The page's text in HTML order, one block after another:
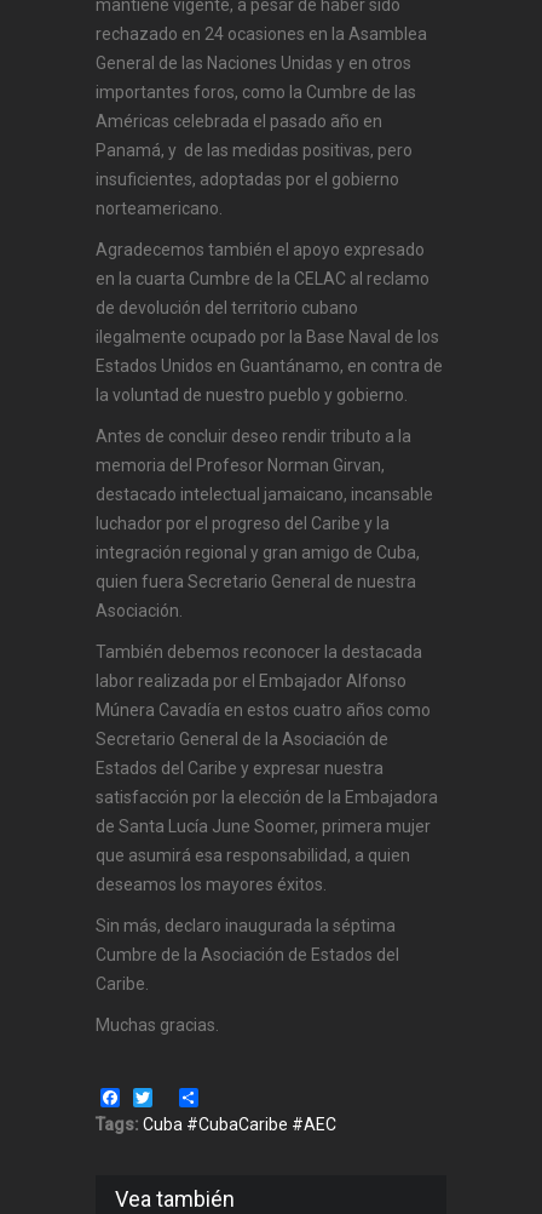
mantiene vigente, a pesar de haber sido
rechazado en 24 ocasiones en la Asamblea
General de las Naciones Unidas y en otros
importantes foros, como la Cumbre de las
Américas celebrada el pasado año en
Panamá, y de las medidas positivas, pero
insuficientes, adoptadas por el gobierno
norteamericano.
Agradecemos también el apoyo expresado
en la cuarta Cumbre de la CELAC al reclamo
de devolución del territorio cubano
ilegalmente ocupado por la Base Naval de los
Estados Unidos en Guantánamo, en contra de
la voluntad de nuestro pueblo y gobierno.
Antes de concluir deseo rendir tributo a la
memoria del Profesor Norman Girvan,
destacado intelectual jamaicano, incansable
luchador por el progreso del Caribe y la
integración regional y gran amigo de Cuba,
quien fuera Secretario General de nuestra
Asociación.
También debemos reconocer la destacada
labor realizada por el Embajador Alfonso
Múnera Cavadía en estos cuatro años como
Secretario General de la Asociación de
Estados del Caribe y expresar nuestra
satisfacción por la elección de la Embajadora
de Santa Lucía June Soomer, primera mujer
que asumirá esa responsabilidad, a quien
deseamos los mayores éxitos.
Sin más, declaro inaugurada la séptima
Cumbre de la Asociación de Estados del
Caribe.
Muchas gracias.
Facebook
Twitter
Tags: Cuba #CubaCaribe #AEC
Vea también